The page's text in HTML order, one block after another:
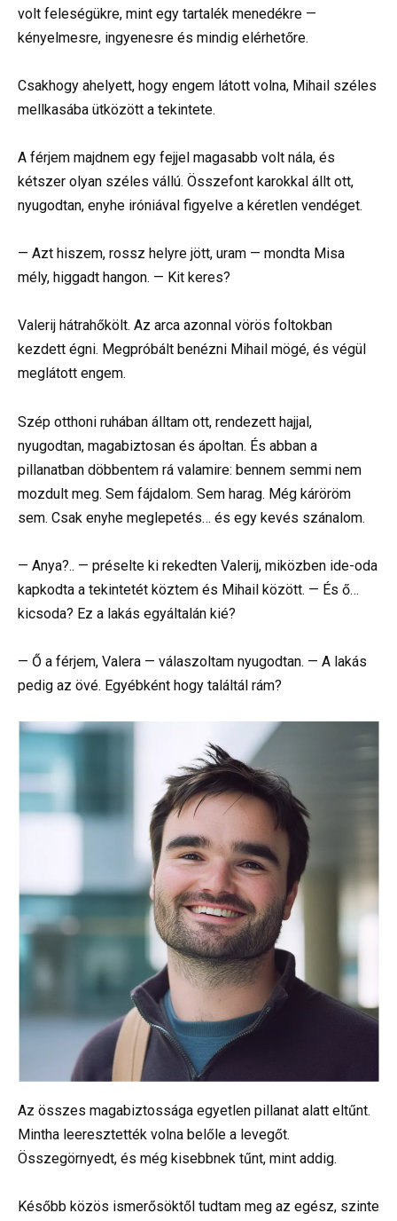
volt feleségükre, mint egy tartalék menedékre —
kényelmesre, ingyenesre és mindig elérhetőre.
Csakhogy ahelyett, hogy engem látott volna, Mihail széles
mellkasába ütközött a tekintete.
A férjem majdnem egy fejjel magasabb volt nála, és
kétszer olyan széles vállú. Összefont karokkal állt ott,
nyugodtan, enyhe iróniával figyelve a kéretlen vendéget.
— Azt hiszem, rossz helyre jött, uram — mondta Misa
mély, higgadt hangon. — Kit keres?
Valerij hátrahőkölt. Az arca azonnal vörös foltokban
kezdett égni. Megpróbált benézni Mihail mögé, és végül
meglátott engem.
Szép otthoni ruhában álltam ott, rendezett hajjal,
nyugodtan, magabiztosan és ápoltan. És abban a
pillanatban döbbentem rá valamire: bennem semmi nem
mozdult meg. Sem fájdalom. Sem harag. Még káröröm
sem. Csak enyhe meglepetés… és egy kevés szánalom.
— Anya?.. — préselte ki rekedten Valerij, miközben ide-oda
kapkodta a tekintetét köztem és Mihail között. — És ő…
kicsoda? Ez a lakás egyáltalán kié?
— Ő a férjem, Valera — válaszoltam nyugodtan. — A lakás
pedig az övé. Egyébként hogy találtál rám?
Az összes magabiztossága egyetlen pillanat alatt eltűnt.
Mintha leeresztették volna belőle a levegőt.
Összegörnyedt, és még kisebbnek tűnt, mint addig.
Később közös ismerősöktől tudtam meg az egész, szinte